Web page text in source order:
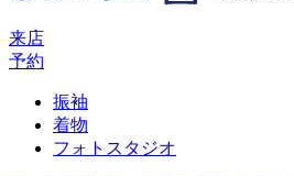
来店
予約
振袖
着物
フォトスタジオ